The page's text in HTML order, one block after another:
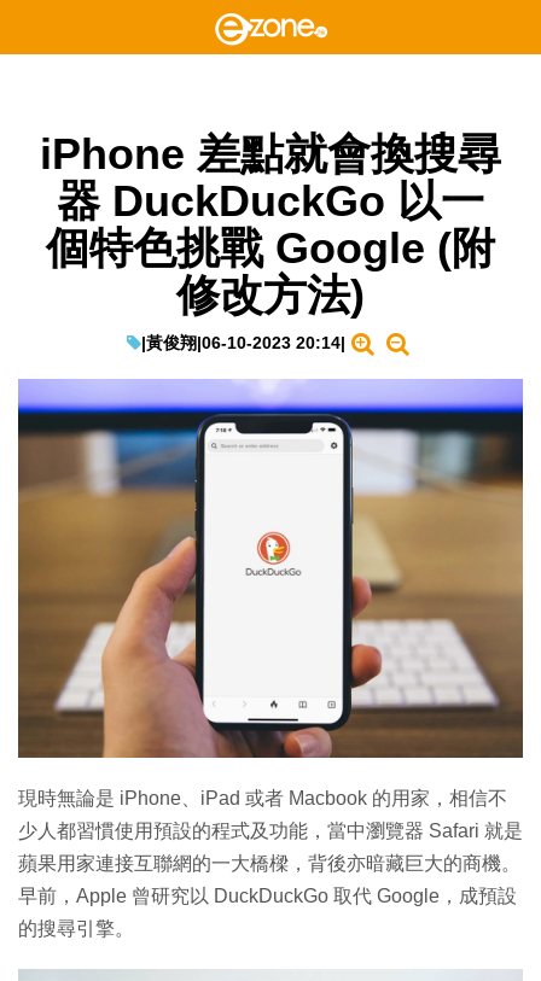
iPhone 差點就會換搜尋
器 DuckDuckGo 以一
個特色挑戰 Google (附
修改方法)
|黃俊翔|06-10-2023 20:14|
現時無論是 iPhone、iPad 或者 Macbook 的用家，相信不
少人都習慣使用預設的程式及功能，當中瀏覽器 Safari 就是
蘋果用家連接互聯網的一大橋樑，背後亦暗藏巨大的商機。
早前，Apple 曾研究以 DuckDuckGo 取代 Google，成預設
的搜尋引擎。